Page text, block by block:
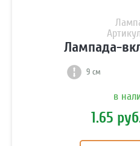
Лампада-
9 см
в
1.65